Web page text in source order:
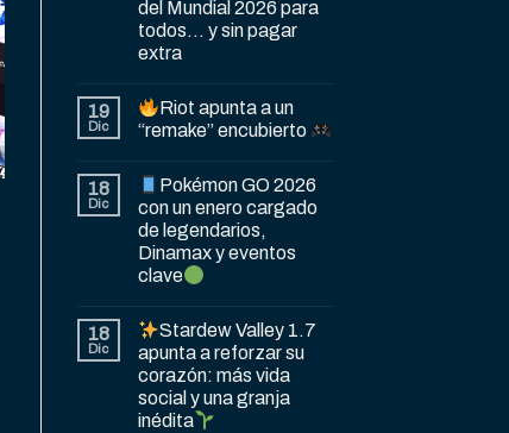
del Mundial 2026 para
todos… y sin pagar
extra
19
Dic
Riot apunta a un
“remake” encubierto
18
Dic
Pokémon GO 2026
con un enero cargado
de legendarios,
Dinamax y eventos
clave
18
Dic
Stardew Valley 1.7
apunta a reforzar su
corazón: más vida
social y una granja
inédita